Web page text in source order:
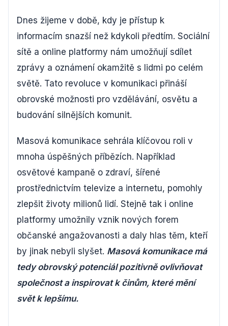
Dnes žijeme v době, kdy je přístup k
informacím snazší než kdykoli předtím. Sociální
sítě a online platformy nám umožňují sdílet
zprávy a oznámení okamžitě s lidmi po celém
světě. Tato revoluce v komunikaci přináší
obrovské možnosti pro vzdělávání, osvětu a
budování silnějších komunit.
Masová komunikace sehrála klíčovou roli v
mnoha úspěšných příbězích. Například
osvětové kampaně o zdraví, šířené
prostřednictvím televize a internetu, pomohly
zlepšit životy milionů lidí. Stejně tak i online
platformy umožnily vznik nových forem
občanské angažovanosti a daly hlas těm, kteří
by jinak nebyli slyšet. Masová komunikace má
tedy obrovský potenciál pozitivně ovlivňovat
společnost a inspirovat k činům, které mění
svět k lepšímu.